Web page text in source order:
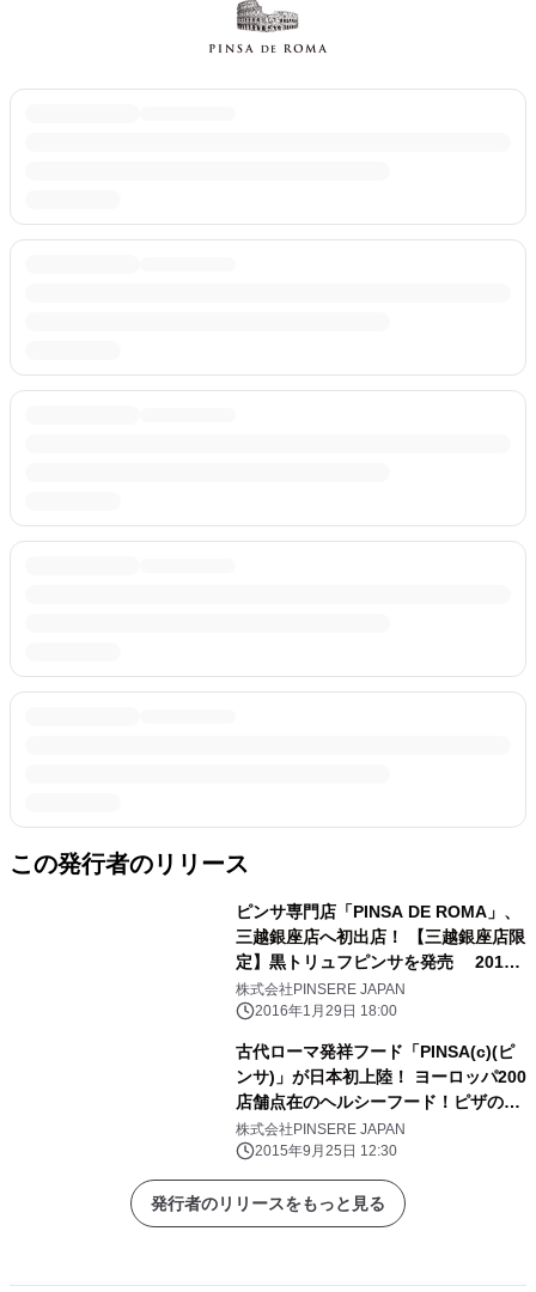
この発行者のリリース
ピンサ専門店「PINSA DE ROMA」、
三越銀座店へ初出店！ 【三越銀座店限
定】黒トリュフピンサを発売 2016
年2月4日(木)～2月9日(火) ＠三越銀
座店 地下2階デリカパーク
株式会社PINSERE JAPAN
2016年1月29日 18:00
古代ローマ発祥フード「PINSA(c)(ピ
ンサ)」が日本初上陸！ ヨーロッパ200
店舗点在のヘルシーフード！ピザの次
はピンサの時代！？ ピンサ専門店
「PINSA DE ROMA」表参道にて
OPEN！
株式会社PINSERE JAPAN
2015年9月25日 12:30
発行者のリリースをもっと見る